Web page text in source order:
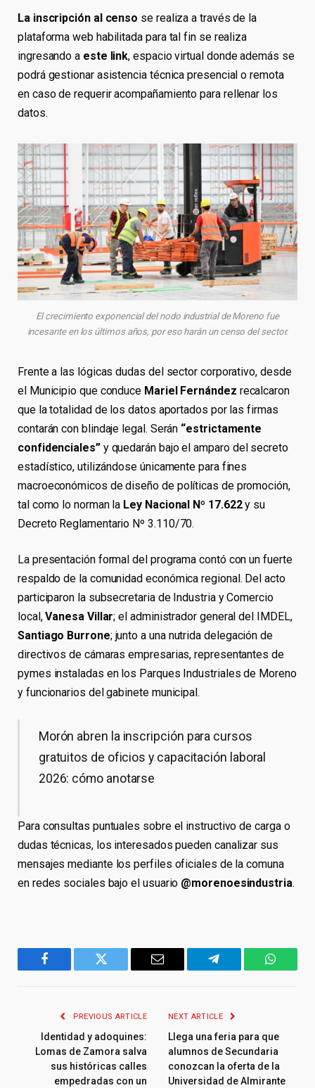
La inscripción al censo se realiza a través de la
plataforma web habilitada para tal fin se realiza
ingresando a este link, espacio virtual donde además se
podrá gestionar asistencia técnica presencial o remota
en caso de requerir acompañamiento para rellenar los
datos.
El crecimiento exponencial del nodo industrial de Moreno fue
incesante en los últimos años, por eso harán un censo del sector.
Frente a las lógicas dudas del sector corporativo, desde
el Municipio que conduce Mariel Fernández recalcaron
que la totalidad de los datos aportados por las firmas
contarán con blindaje legal. Serán “estrictamente
confidenciales”y quedarán bajo el amparo del secreto
estadístico, utilizándose únicamente para fines
macroeconómicos de diseño de políticas de promoción,
tal como lo norman la Ley Nacional Nº 17.622y su
Decreto Reglamentario Nº 3.110/70.
La presentación formal del programa contó con un fuerte
respaldo de la comunidad económica regional. Del acto
participaron la subsecretaria de Industria y Comercio
local,Vanesa Villar; el administrador general del IMDEL,
Santiago Burrone; junto a una nutrida delegación de
directivos de cámaras empresarias, representantes de
pymes instaladas en los Parques Industriales de Moreno
y funcionarios del gabinete municipal.
Morón abren la inscripción para cursos
gratuitos de oficios y capacitación laboral
2026: cómo anotarse
Para consultas puntuales sobre el instructivo de carga o
dudas técnicas, los interesados pueden canalizar sus
mensajes mediante los perfiles oficiales de la comuna
en redes sociales bajo el usuario @morenoesindustria.
Facebook Twitter Email Telegram
PREVIOUS ARTICLE
Identidad y adoquines:
Lomas de Zamora salva
sus históricas calles
empedradas con un
NEXT ARTICLE
Llega una feria para que
alumnos de Secundaria
conozcan la oferta de la
Universidad de Almirante